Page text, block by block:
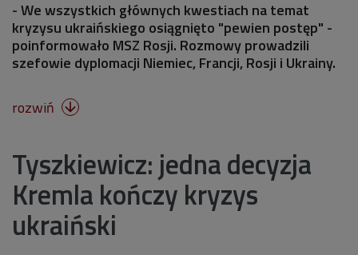
- We wszystkich głównych kwestiach na temat
kryzysu ukraińskiego osiągnięto "pewien postęp" -
poinformowało MSZ Rosji. Rozmowy prowadzili
szefowie dyplomacji Niemiec, Francji, Rosji i Ukrainy.
rozwiń 
Tyszkiewicz: jedna decyzja
Kremla kończy kryzys
ukraiński